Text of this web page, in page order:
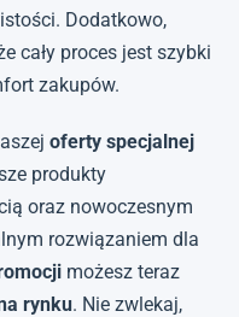
Dodatkowo,
cały proces jest szybki
zakupów.
oferty specjalnej
produkty
oraz nowoczesnym
rozwiązaniem dla
możesz teraz
rynku. Nie zwlekaj,